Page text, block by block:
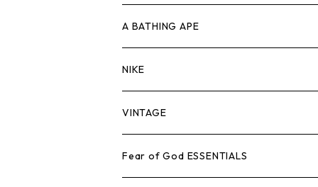
キャップ・ハット
バッグ
シューズ
小物
パンツ
キャップ・ハット
バッグ
シューズ
ジャケット
パンツ
キャップ・ハット
バッグ
シャツ
ジャケット
パンツ
キャップ・ハット
スウェット/ニット
シャツ
ジャケット
パンツ
ロンT
スウェット/ニット
シャツ
ジャケット
Tシャツ
ロンTEE
スウェット/ニット
シャツ
A BATHING APE
Tシャツ
ロンTEE
スウェット/ニット
NIKE
シューズ
AIR JORDAN 1
アパレル・小物
VINTAGE
Tシャツ
Fear of God ESSENTIALS